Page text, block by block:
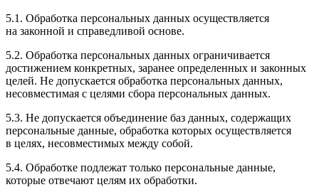
5.1. Обработка персональных данных осуществляется
на законной и справедливой основе.
5.2. Обработка персональных данных ограничивается
достижением конкретных, заранее определенных и законных
целей. Не допускается обработка персональных данных,
несовместимая с целями сбора персональных данных.
5.3. Не допускается объединение баз данных, содержащих
персональные данные, обработка которых осуществляется
в целях, несовместимых между собой.
5.4. Обработке подлежат только персональные данные,
которые отвечают целям их обработки.